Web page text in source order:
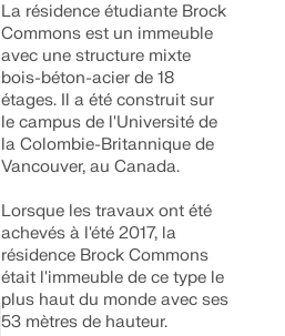
La résidence étudiante Brock
Commons est un immeuble
avec une structure mixte
bois-béton-acier de 18
étages. Il a été construit sur
le campus de l'Université de
la Colombie-Britannique de
Vancouver, au Canada.
Lorsque les travaux ont été
achevés à l'été 2017, la
résidence Brock Commons
était l'immeuble de ce type le
plus haut du monde avec ses
53 mètres de hauteur.